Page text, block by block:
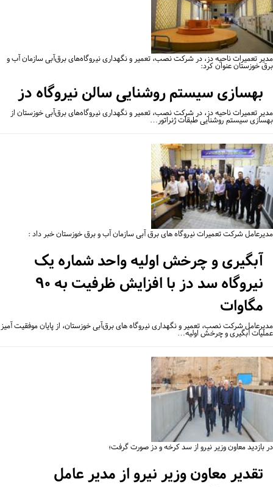
تعمیرات ناحیه دز، در شرکت نصب، تعمیر و نگهداری نیروگاه‌های برق‌آبی سازمان آب و
خوزستان عنوان کرد:
بهسازی سیستم روشنایی سالن نیروگاه دز
تعمیرات ناحیه دز، در شرکت نصب، تعمیر و نگهداری نیروگاه‌های برق‌آبی خوزستان از
سیستم روشنایی طبقات ژنراتور…
شرکت تعمیرات نیروگاه های برق آبی سازمان آب و برق خوزستان خبر داد :
آبگیری و چرخش اولیه واحد شماره یک
نیروگاه سد دز با افزایش ظرفیت به ۹۰
مگاوات
شرکت نصب، تعمیر و نگهداری نیروگاه ‌های برق‌آبی خوزستان، از پایان موفقیت ‌آمیز
آبگیری و چرخش اولیه…
بازدید معاون وزیر نیرو از سد کرخه و دز صورت گرفت؛
تقدیر معاون وزیر نیرو از مدیر عامل